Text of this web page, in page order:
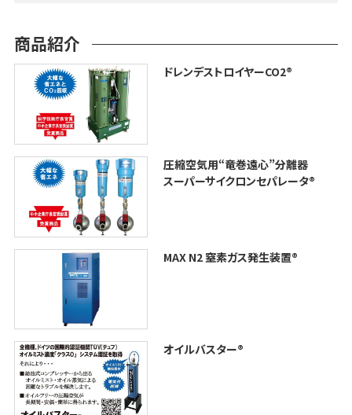
商品紹介
ドレンデストロイヤーCO2®︎
圧縮空気用“竜巻遠心”分離器
スーパーサイクロンセパレータ®︎
MAX N2 窒素ガス発生装置®
オイルバスター®